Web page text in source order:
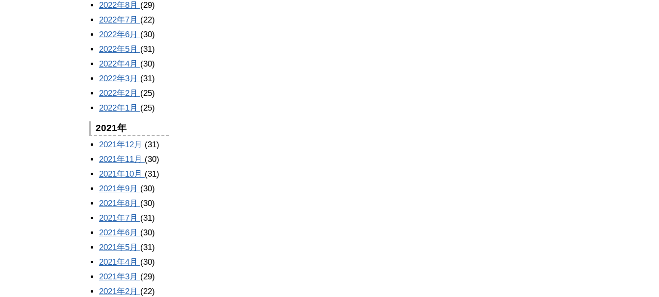
2022年8月 (29)
2022年7月 (22)
2022年6月 (30)
2022年5月 (31)
2022年4月 (30)
2022年3月 (31)
2022年2月 (25)
2022年1月 (25)
2021年
2021年12月 (31)
2021年11月 (30)
2021年10月 (31)
2021年9月 (30)
2021年8月 (30)
2021年7月 (31)
2021年6月 (30)
2021年5月 (31)
2021年4月 (30)
2021年3月 (29)
2021年2月 (22)